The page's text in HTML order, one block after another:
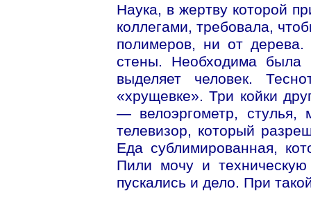
Наука, в жертву которой
коллегами, требовала,
полимеров, ни от дерева.
стены. Необходима была
выделяет человек.
«хрущевке». Три койки
— велоэргометр,
телевизор, который
Еда сублимированная,
Пили мочу и
пускались и дело. При